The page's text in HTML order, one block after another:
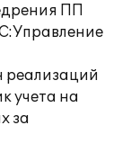
ПП
реализаций
учета на
за